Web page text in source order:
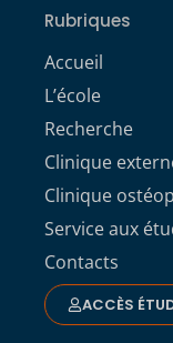
Rubriques
Accueil
L’école
Recherche
Clinique
Clinique
Service aux
Contacts
ACCÈS